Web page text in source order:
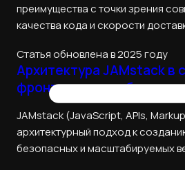
преимущества с точки зрения
качества кода и скорости
Статья обновлена в 2025 году
Архитектура JAMstack в
фронтенд-разработке
JAMstack (JavaScript, APIs,
архитектурный подход к
безопасных и масштабируемых